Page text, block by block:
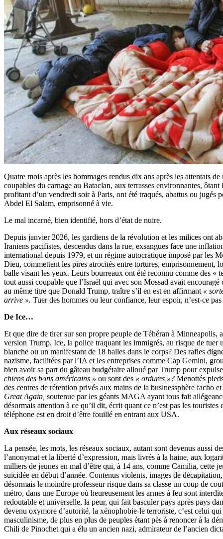
Quatre mois après les hommages rendus dix ans après les attentats
coupables du carnage au Bataclan, aux terrasses environnantes,
profitant d’un vendredi soir à Paris, ont été traqués, abattus ou jugés
Abdel El Salam, emprisonné à vie.
Le mal incarné, bien identifié, hors d’état de nuire.
Depuis janvier 2026, les gardiens de la révolution et les milices ont
Iraniens pacifistes, descendus dans la rue, exsangues face une
international depuis 1979, et un régime autocratique imposé par les
Dieu, commettent les pires atrocités entre tortures, emprisonnement,
balle visant les yeux. Leurs bourreaux ont été reconnu comme des «
tout aussi coupable que l’Israël qui avec son Mossad avait
au même titre que Donald Trump, traître s’il en est en affirmant «
arrive ». Tuer des hommes ou leur confiance, leur espoir, n’est-ce
De Ice…
Et que dire de tirer sur son propre peuple de Téhéran à Minneapolis,
version Trump, Ice, la police traquant les immigrés, au risque de tuer
blanche ou un manifestant de 18 balles dans le corps? Des rafles
nazisme, facilitées par l’IA et les entreprises comme Cap Gemini,
bien avoir sa part du gâteau budgétaire alloué par Trump pour
chiens des bons américains » ou sont des « ordures »? Menottés
des centres de rétention privés aux mains de la businessphère facho
Great Again, soutenue par les géants MAGA ayant tous fait
désormais attention à ce qu’il dit, écrit quant ce n’est pas les touristes
téléphone est en droit d’être fouillé en entrant aux USA.
Aux réseaux sociaux
La pensée, les mots, les réseaux sociaux, autant sont devenus aussi
l’anonymat et la liberté d’expression, mais livrés à la haine, aux
milliers de jeunes en mal d’être qui, à 14 ans, comme Camilia, cette
suicidée en début d’année. Contenus violents, images de
désormais le moindre professeur risque dans sa classe un coup de
métro, dans une Europe où heureusement les armes à feu sont
redoutable et universelle, la peur, qui fait basculer pays après pays
devenu oxymore d’autorité, la xénophobie-le terroriste, c’est celui
masculinisme, de plus en plus de peuples étant pès à renoncer à la
Chili de Pinochet qui a élu un ancien nazi, admirateur de l’ancien